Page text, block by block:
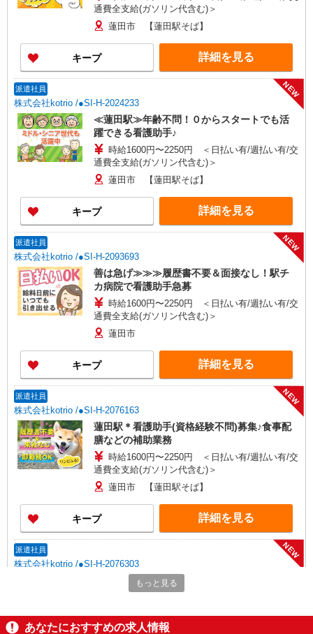
通費全支給(ガソリン代含む)＞
蓮田市 【蓮田駅そば】
キープ 詳細を見る
派遣社員
株式会社kotrio /●SI-H-2024233
NEW
≪蓮田駅≫年齢不問！０からスタートでも活
躍できる看護助手♪
時給1600円〜2250円 ＜日払い有/週払い有/交
通費全支給(ガソリン代含む)＞
蓮田市 【蓮田駅そば】
キープ 詳細を見る
派遣社員
株式会社kotrio /●SI-H-2093693
NEW
善は急げ≫≫≫履歴書不要＆面接なし！駅チ
カ病院で看護助手急募
時給1600円〜2250円 ＜日払い有/週払い有/交
通費全支給(ガソリン代含む)＞
蓮田市
キープ 詳細を見る
派遣社員
株式会社kotrio /●SI-H-2076163
NEW
蓮田駅＊看護助手(資格経験不問)募集♪食事配
膳などの補助業務
時給1600円〜2250円 ＜日払い有/週払い有/交
通費全支給(ガソリン代含む)＞
蓮田市 【蓮田駅そば】
キープ 詳細を見る
派遣社員
株式会社kotrio /●SI-H-2076303
NEW
蓮田駅すぐ★病院でお掃除/食事の配膳など
♪★激募★
通費全支給(ガソリン代含む)＞
もっと見る
あなたにおすすめの求人情報